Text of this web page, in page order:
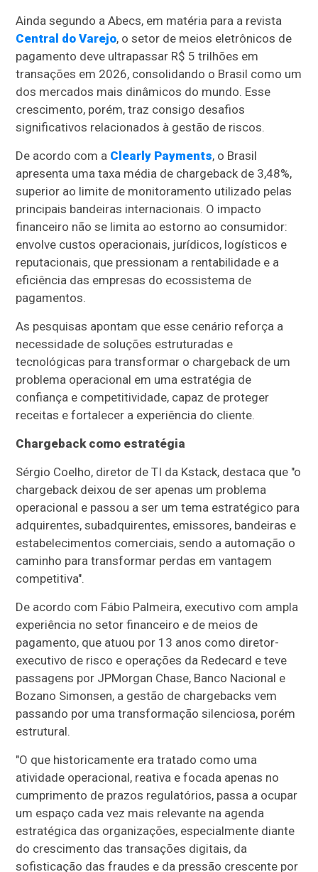
Ainda segundo a Abecs, em matéria para a revista
Central do Varejo, o setor de meios eletrônicos de
pagamento deve ultrapassar R$ 5 trilhões em
transações em 2026, consolidando o Brasil como um
dos mercados mais dinâmicos do mundo. Esse
crescimento, porém, traz consigo desafios
significativos relacionados à gestão de riscos.
De acordo com a Clearly Payments, o Brasil
apresenta uma taxa média de chargeback de 3,48%,
superior ao limite de monitoramento utilizado pelas
principais bandeiras internacionais. O impacto
financeiro não se limita ao estorno ao consumidor:
envolve custos operacionais, jurídicos, logísticos e
reputacionais, que pressionam a rentabilidade e a
eficiência das empresas do ecossistema de
pagamentos.
As pesquisas apontam que esse cenário reforça a
necessidade de soluções estruturadas e
tecnológicas para transformar o chargeback de um
problema operacional em uma estratégia de
confiança e competitividade, capaz de proteger
receitas e fortalecer a experiência do cliente.
Chargeback como estratégia
Sérgio Coelho, diretor de TI da Kstack, destaca que "o
chargeback deixou de ser apenas um problema
operacional e passou a ser um tema estratégico para
adquirentes, subadquirentes, emissores, bandeiras e
estabelecimentos comerciais, sendo a automação o
caminho para transformar perdas em vantagem
competitiva".
De acordo com Fábio Palmeira, executivo com ampla
experiência no setor financeiro e de meios de
pagamento, que atuou por 13 anos como diretor-
executivo de risco e operações da Redecard e teve
passagens por JPMorgan Chase, Banco Nacional e
Bozano Simonsen, a gestão de chargebacks vem
passando por uma transformação silenciosa, porém
estrutural.
"O que historicamente era tratado como uma
atividade operacional, reativa e focada apenas no
cumprimento de prazos regulatórios, passa a ocupar
um espaço cada vez mais relevante na agenda
estratégica das organizações, especialmente diante
do crescimento das transações digitais, da
sofisticação das fraudes e da pressão crescente por